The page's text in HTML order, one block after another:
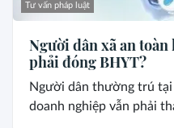
Tư vấn pháp luật
Người dân xã an
phải đóng BHYT?
Người dân thường trú
doanh nghiệp vẫn phải